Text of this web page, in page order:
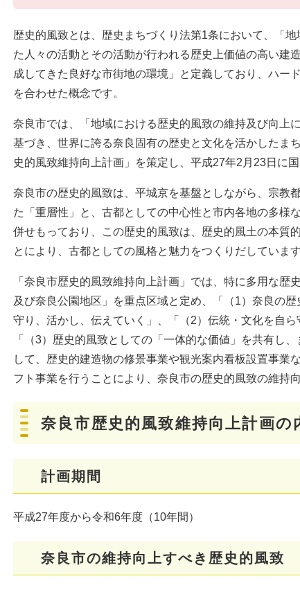
歴史的風致とは、歴史まちづくり法第1条において、「
た人々の活動とその活動が行われる歴史上価値の高い建
成してきた良好な市街地の環境」と定義しており、ハー
を合わせた概念です。
奈良市では、「地域における歴史的風致の維持及び向上
基づき、世界に誇る奈良固有の歴史と文化を活かしたま
史的風致維持向上計画」を策定し、平成27年2月23日に
奈良市の歴史的風致は、平城京を基盤としながら、宗教
た「重層性」と、古都としての中心性と市内各地の多様
併せもっており、この歴史的風致は、歴史的風土の本質
とにより、古都としての風格と魅力をつくりだしていま
「奈良市歴史的風致維持向上計画」では、特に多用な
及び奈良公園地区」を重点区域と定め、「（1）奈良の
守り、活かし、伝えていく」、「（2）伝統・文化を自
「（3）歴史的風致としての「一体的な価値」を共有し
して、歴史的建造物の修景事業や観光案内看板設置事業
フト事業を行うことにより、奈良市の歴史的風致の維持
奈良市歴史的風致維持向上計画の
計画期間
平成27年度から令和6年度（10年間）
奈良市の維持向上すべき歴史的風致